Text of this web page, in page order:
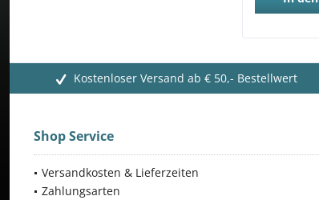
Kostenloser Versand ab € 50,- Bestellwert
Shop Service
Versandkosten & Lieferzeiten
Zahlungsarten